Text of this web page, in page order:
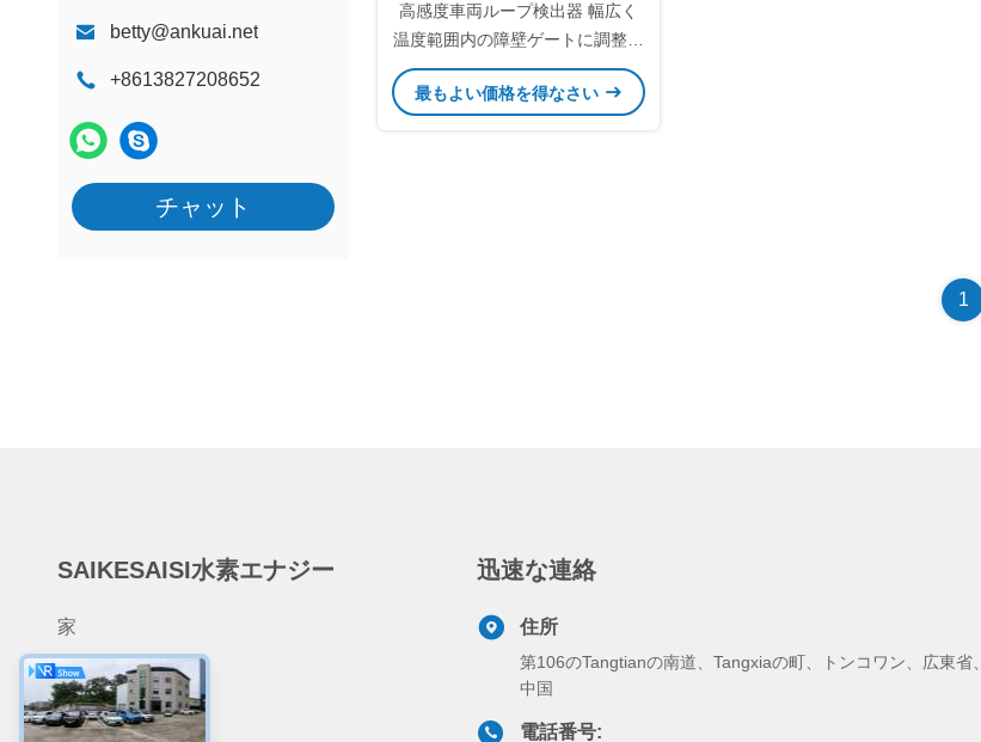
betty@ankuai.net
+8613827208652
チャット
高感度車両ループ検出器 幅広く
温度範囲内の障壁ゲートに調整可
能な感度
最もよい価格を得なさい
1
SAIKESAISI水素エナジー
家
製品
私達について
迅速な連絡
住所
第106のTangtianの南道、Tangxiaの町、トンコワン、広東省、
中国
電話番号: